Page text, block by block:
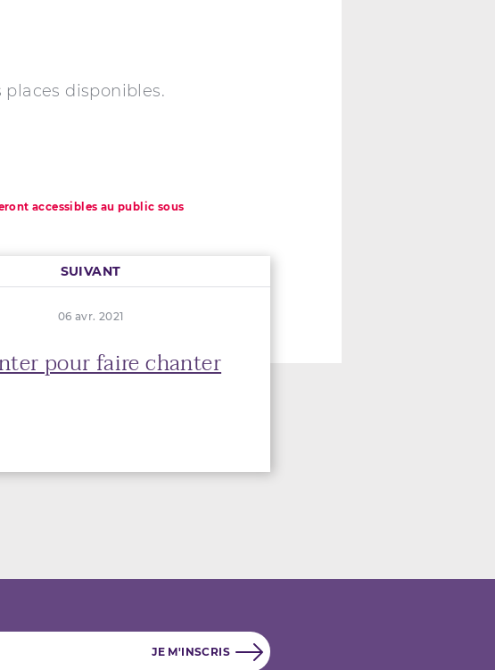
disponibles.
accessibles au public sous
SUIVANT
06 avr. 2021
pour faire chanter